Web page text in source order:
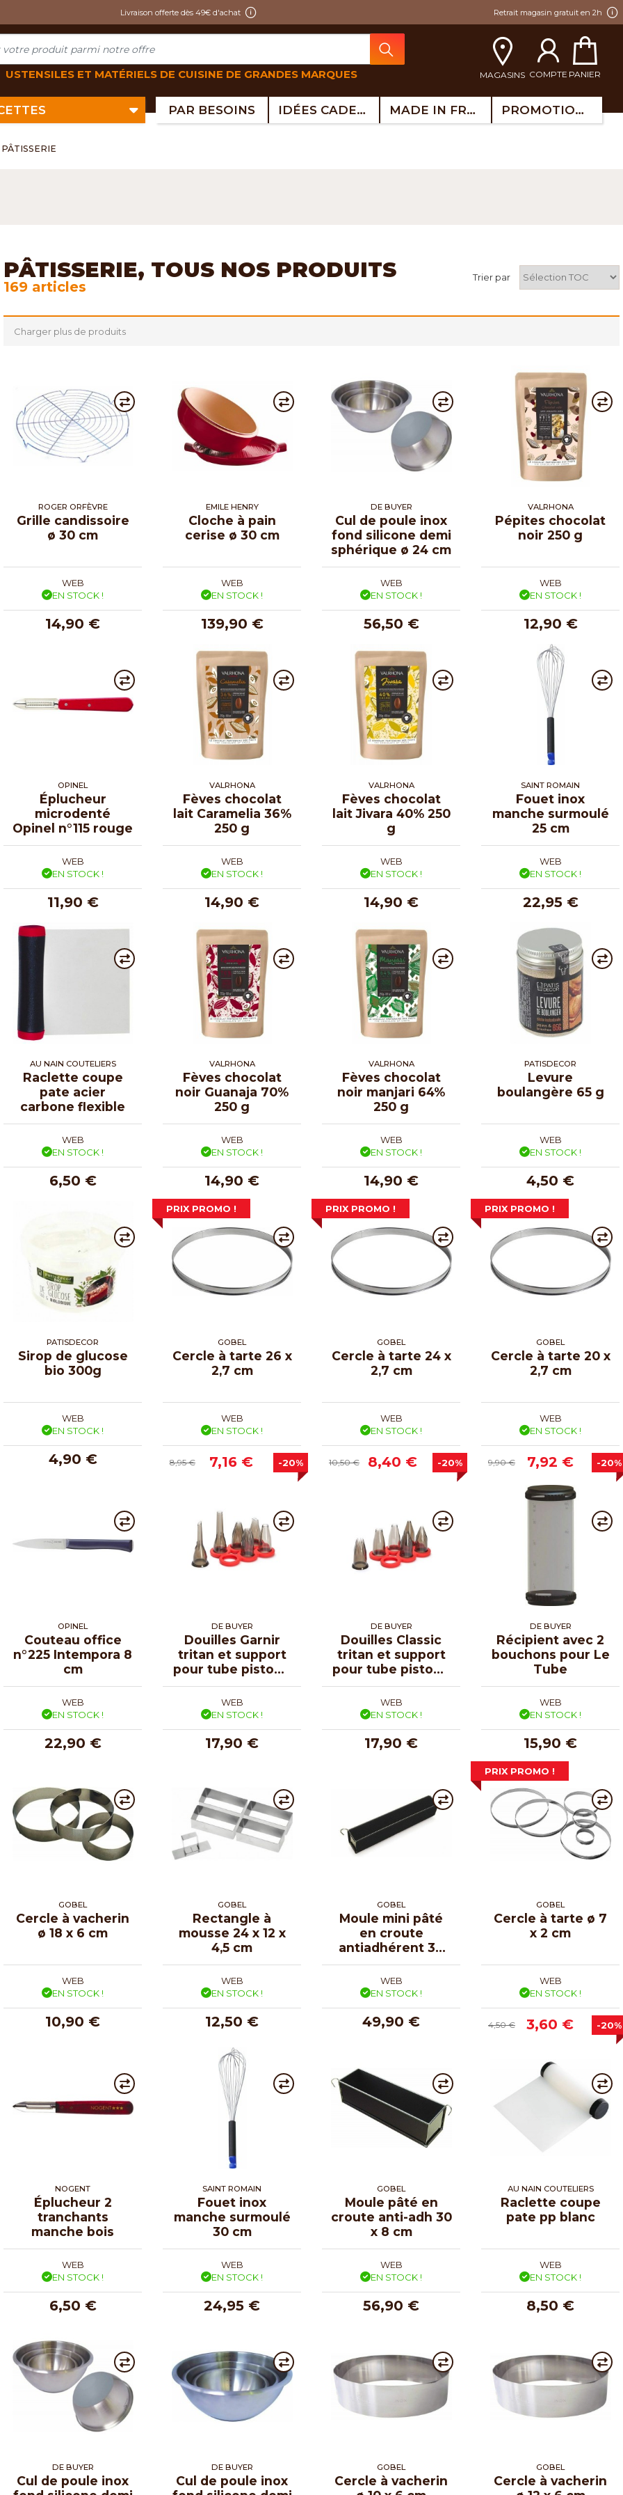
Livraison offerte dès 49€ d'achat Retrait magasin gratuit en 2h
USTENSILES ET MATÉRIELS DE CUISINE DE GRANDES MARQUES MAGASINS COMPTE PANIER
PAR BESOINS IDÉES CADEAUX MADE IN FRANCE PROMOTIONS
PÂTISSERIE
PÂTISSERIE, TOUS NOS PRODUITS
169 articles
Trier par
Charger plus de produits
ROGER ORFÈVRE
Grille candissoire
ø 30 cm
WEB
EN STOCK !
14,90 €
EMILE HENRY
Cloche à pain
cerise ø 30 cm
WEB
EN STOCK !
139,90 €
DE BUYER
Cul de poule inox
fond silicone demi
sphérique ø 24 cm
WEB
EN STOCK !
56,50 €
VALRHONA
Pépites chocolat
noir 250 g
WEB
EN STOCK !
12,90 €
OPINEL
Éplucheur
microdenté
Opinel n°115 rouge
WEB
EN STOCK !
11,90 €
VALRHONA
Fèves chocolat
lait Caramelia 36%
250 g
WEB
EN STOCK !
14,90 €
VALRHONA
Fèves chocolat
lait Jivara 40% 250
g
WEB
EN STOCK !
14,90 €
SAINT ROMAIN
Fouet inox
manche surmoulé
25 cm
WEB
EN STOCK !
22,95 €
AU NAIN COUTELIERS
Raclette coupe
pate acier
carbone flexible
WEB
EN STOCK !
6,50 €
VALRHONA
Fèves chocolat
noir Guanaja 70%
250 g
WEB
EN STOCK !
14,90 €
VALRHONA
Fèves chocolat
noir manjari 64%
250 g
WEB
EN STOCK !
14,90 €
PATISDECOR
Levure
boulangère 65 g
WEB
EN STOCK !
4,50 €
PATISDECOR
Sirop de glucose
bio 300g
WEB
EN STOCK !
4,90 €
PRIX PROMO !
GOBEL
Cercle à tarte 26 x
2,7 cm
WEB
EN STOCK !
8,95 € 7,16 € -20%
PRIX PROMO !
GOBEL
Cercle à tarte 24 x
2,7 cm
WEB
EN STOCK !
10,50 € 8,40 € -20%
PRIX PROMO !
GOBEL
Cercle à tarte 20 x
2,7 cm
WEB
EN STOCK !
9,90 € 7,92 € -20%
OPINEL
Couteau office
n°225 Intempora 8
cm
WEB
EN STOCK !
22,90 €
DE BUYER
Douilles Garnir
tritan et support
pour tube piston -
lot de 6
WEB
EN STOCK !
17,90 €
DE BUYER
Douilles Classic
tritan et support
pour tube piston -
lot de 6
WEB
EN STOCK !
17,90 €
DE BUYER
Récipient avec 2
bouchons pour Le
Tube
WEB
EN STOCK !
15,90 €
GOBEL
Cercle à vacherin
ø 18 x 6 cm
WEB
EN STOCK !
10,90 €
GOBEL
Rectangle à
mousse 24 x 12 x
4,5 cm
WEB
EN STOCK !
12,50 €
GOBEL
Moule mini pâté
en croute
antiadhérent 30
cm
WEB
EN STOCK !
49,90 €
PRIX PROMO !
GOBEL
Cercle à tarte ø 7
x 2 cm
WEB
EN STOCK !
4,50 € 3,60 € -20%
NOGENT
Éplucheur 2
tranchants
manche bois
WEB
EN STOCK !
6,50 €
SAINT ROMAIN
Fouet inox
manche surmoulé
30 cm
WEB
EN STOCK !
24,95 €
GOBEL
Moule pâté en
croute anti-adh 30
x 8 cm
WEB
EN STOCK !
56,90 €
AU NAIN COUTELIERS
Raclette coupe
pate pp blanc
WEB
EN STOCK !
8,50 €
DE BUYER
Cul de poule inox
DE BUYER
Cul de poule inox
GOBEL
Cercle à vacherin
GOBEL
Cercle à vacherin